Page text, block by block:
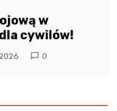
w
cywilów!
0